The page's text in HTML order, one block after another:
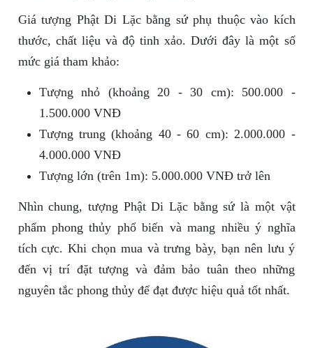
Giá tượng Phật Di Lặc bằng sứ phụ thuộc vào kích
thước, chất liệu và độ tinh xảo. Dưới đây là một số
mức giá tham khảo:
Tượng nhỏ (khoảng 20 - 30 cm): 500.000 -
1.500.000 VNĐ
Tượng trung (khoảng 40 - 60 cm): 2.000.000 -
4.000.000 VNĐ
Tượng lớn (trên 1m): 5.000.000 VNĐ trở lên
Nhìn chung, tượng Phật Di Lặc bằng sứ là một vật
phẩm phong thủy phổ biến và mang nhiều ý nghĩa
tích cực. Khi chọn mua và trưng bày, bạn nên lưu ý
đến vị trí đặt tượng và đảm bảo tuân theo những
nguyên tắc phong thủy để đạt được hiệu quả tốt nhất.